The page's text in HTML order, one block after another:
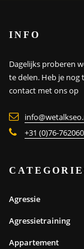
INFO
Dagelijks proberen
te delen. Heb je nog
contact met ons op
+31 (0)76-
Agressie
Agressietraining
Appartement